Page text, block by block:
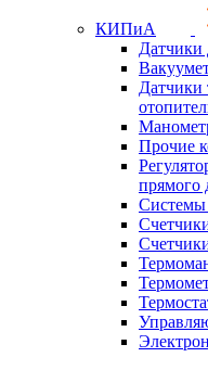
КИПиА
Датчики
Датчики
Прочие
прямого
Системы